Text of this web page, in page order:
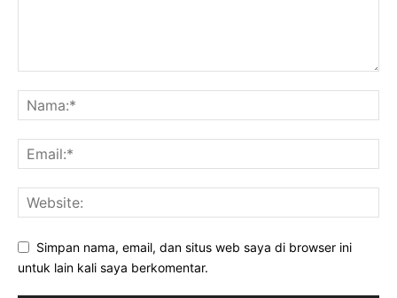
Simpan nama, email, dan situs web saya di browser ini
untuk lain kali saya berkomentar.